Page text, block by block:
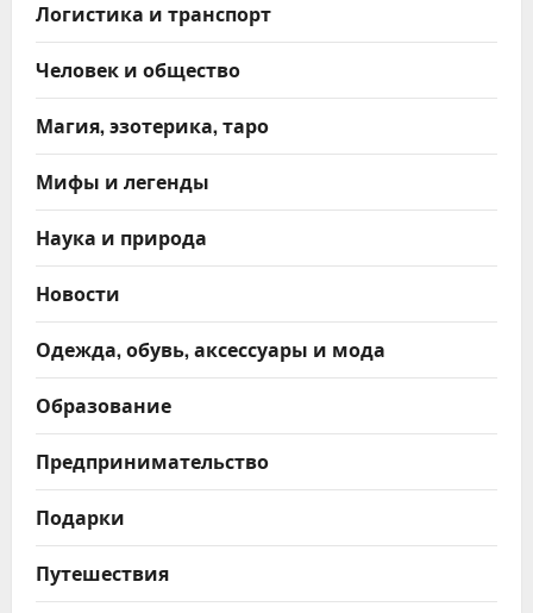
Логистика и транспорт
Человек и общество
Магия, эзотерика, таро
Мифы и легенды
Наука и природа
Новости
Одежда, обувь, аксессуары и мода
Образование
Предпринимательство
Подарки
Путешествия